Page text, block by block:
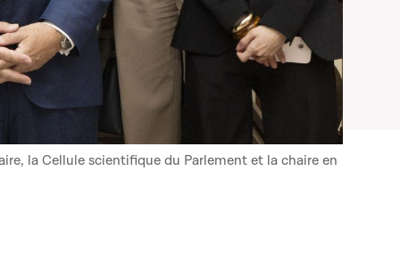
la Cellule scientifique du Parlement et la chaire en